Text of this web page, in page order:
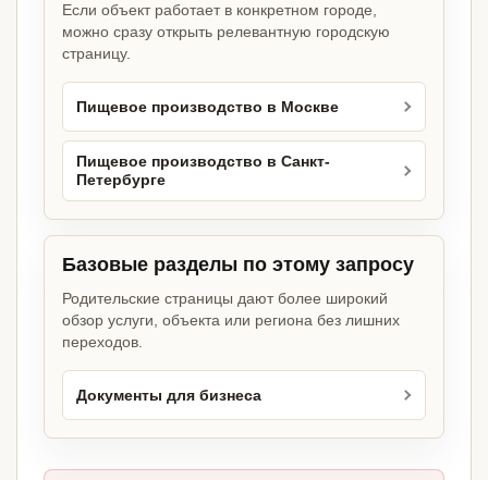
Если объект работает в конкретном городе,
можно сразу открыть релевантную городскую
страницу.
Пищевое производство в Москве
Пищевое производство в Санкт-
Петербурге
Базовые разделы по этому запросу
Родительские страницы дают более широкий
обзор услуги, объекта или региона без лишних
переходов.
Документы для бизнеса